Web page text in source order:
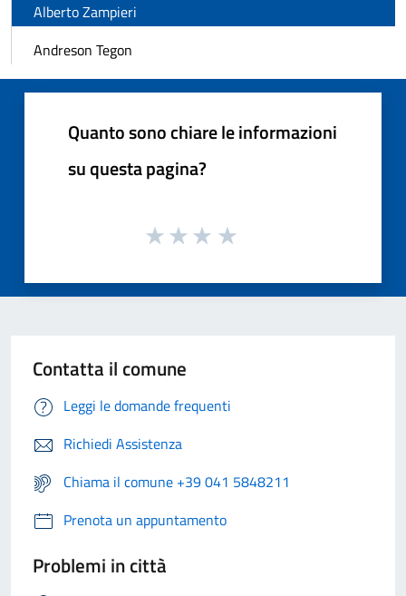
Alberto Zampieri
Andreson Tegon
Quanto sono chiare le informazioni
su questa pagina?
Contatta il comune
Leggi le domande frequenti
Richiedi Assistenza
Chiama il comune +39 041 5848211
Prenota un appuntamento
Problemi in città